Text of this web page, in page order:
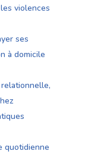
violences
ses
à domicile
quotidienne